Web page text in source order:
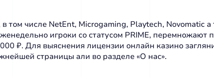
том числе NetEnt, Microgaming, Playtech, Novomatic
игроки со статусом PRIME, перемножают
₽. Для выяснения лицензии онлайн казино
страницы али во разделе «О нас».